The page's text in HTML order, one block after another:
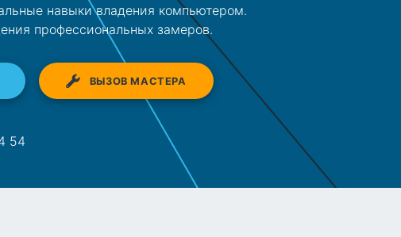
навыки владения компьютером.
профессиональных замеров.
ВЫЗОВ МАСТЕРА
54